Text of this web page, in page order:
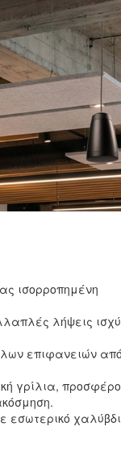
ισορροπημένη
λήψεις
επιφανειών
γρίλια,
εσωτερικό